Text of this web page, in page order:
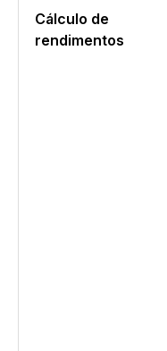
Cálculo de
rendimentos